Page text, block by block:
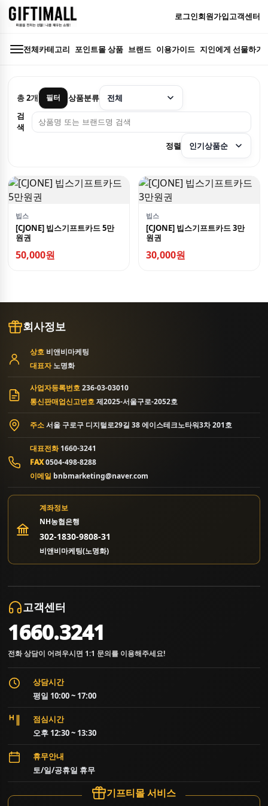
로그인회원가입고객센터
전체카테고리 포인트몰 상품 브랜드 이용가이드 지인에게 선물하기
총2개 필터
상품분류
검
색
정렬
빕스
[CJONE] 빕스기프트카드 5만
원권
50,000원
빕스
[CJONE] 빕스기프트카드 3만
원권
30,000원
회사정보
상호 비앤비마케팅
대표자노명화
사업자등록번호236-03-03010
통신판매업신고번호제2025-서울구로-2052호
주소서울 구로구 디지털로29길 38 에이스테크노타워3차 201호
대표전화1660-3241
FAX0504-498-8288
이메일 bnbmarketing@naver.com
계좌정보
NH농협은행
302-1830-9808-31
비앤비마케팅(노명화)
고객센터
1660.3241
전화 상담이 어려우시면 1:1 문의를 이용해주세요!
상담시간
평일 10:00 ~ 17:00
점심시간
오후 12:30 ~ 13:30
휴무안내
토/일/공휴일 휴무
기프티몰 서비스